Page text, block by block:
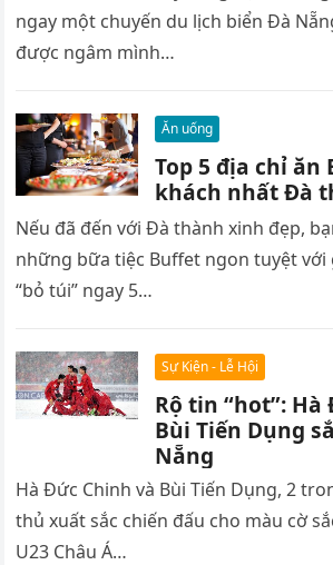
ngay một chuyến du lịch biển Đà
được ngâm mình…
Ăn uống
Top 5 địa chỉ
khách nhất Đà
Nếu đã đến với Đà thành xinh đẹp,
những bữa tiệc Buffet ngon tuyệt với
“bỏ túi” ngay 5…
Sự Kiện - Lễ Hội
Rộ tin “hot”:
Bùi Tiến Dụng
Nẵng
Hà Đức Chinh và Bùi Tiến Dụng, 2
thủ xuất sắc chiến đấu cho màu cờ
U23 Châu Á…